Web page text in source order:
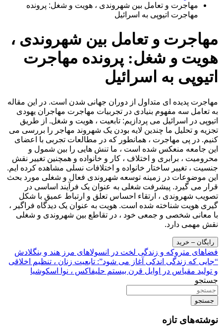
مهاجرت و تعامل بین شهروندی ، هویت و شغل: پرونده
مهاجرت اتیوپی به اسرائیل
مهاجرت و تعامل بین شهروندی ،
هویت و شغل: پرونده مهاجرت
اتیوپی به اسرائیل
مهاجرت پدیده ای متداول از دوران جهانی شدن است. در این مقاله
به تعامل سه مفهوم بنیادی در تجربیات مهاجرت مهاجران یهودی
اتیوپی در اسرائیل می پردازیم: تابعیت ، هویت و شغل. از طریق
تجزیه و تحلیل ما چندین لایه بودن یک شهروند مهاجر را بررسی می
کنیم. در پی مهاجرت ، همانطور که در مطالعات تجربی با اعضای
این جامعه منعکس شده است ، ما تنش هایی را بین شمول و
محرومیت ، برابری و اختلاف ، کار و خانواده و همچنین تغییر نقش
جنسیت ، تغییر ساختار خانواده و اختلافات نسلی مشاهده کرده ایم.
این موضوعات در زمینه توسعه شهروندی فعال و شغلی مورد بحث
قرار می گیرد. پیشرفت شغلی به عنوان یک فرآیند اساسی در
تصویب شهروندی ، ارتقاء احساس تعلق و ارتباط عمیق با شکل
گیری هویت شناخته شده است. هویت به عنوان یک دیدگاه فراگیر ،
با معانی شخصی و جمعی خود ، در تقاطع بین شهروندی و شغلی
نقش مهمی دارد.
رایگان – خرید
راهبری
نوشته
فضاهای متروکه و زندگی لخت در انسولاهای مرز هند و بنگلادش
“جایی که زندگی اندکی آغاز می شود”: تابعیت زنان ، تنظیم اخلاقی
و تولید مقیاس در اوایل قرن بیستم حلیفاکس ، نوا اسکوشیا
جستجو
جستجو
نوشته‌های تازه